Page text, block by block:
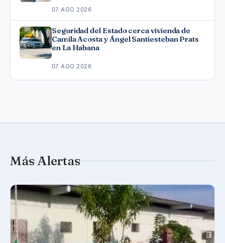
07 AGO 2026
Seguridad del Estado cerca vivienda de
Camila Acosta y Ángel Santiesteban Prats
en La Habana
07 AGO 2026
Más Alertas